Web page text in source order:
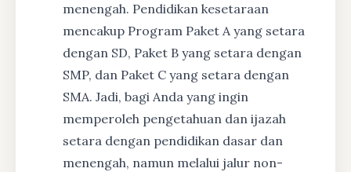
menengah. Pendidikan kesetaraan
mencakup Program Paket A yang setara
dengan SD, Paket B yang setara dengan
SMP, dan Paket C yang setara dengan
SMA. Jadi, bagi Anda yang ingin
memperoleh pengetahuan dan ijazah
setara dengan pendidikan dasar dan
menengah, namun melalui jalur non-